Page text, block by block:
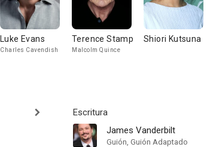
Luke Evans
Charles Cavendish
Terence Stamp
Malcolm Quince
Shiori Kutsuna
Escritura
James Vanderbilt
Guión, Guión Adaptado